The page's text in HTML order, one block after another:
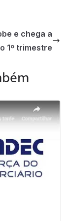
e chega a
1º trimestre